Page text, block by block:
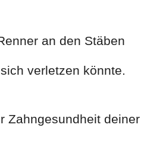
an den Stäben
verletzen könnte.
Zahngesundheit deiner